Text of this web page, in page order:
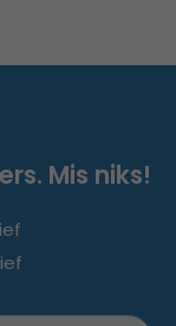
Mis niks!